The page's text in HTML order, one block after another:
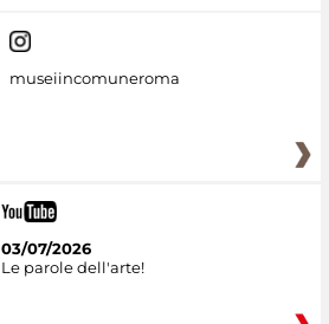
museiincomuneroma
03/07/2026
Le parole dell'arte!